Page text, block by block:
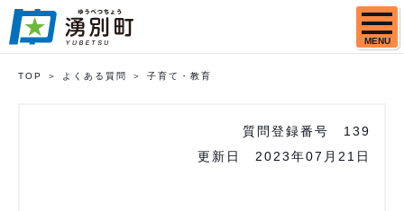
MENU
TOP よくある質問 子育て・教育
質問登録番号
139
更新日
2023年07月21日